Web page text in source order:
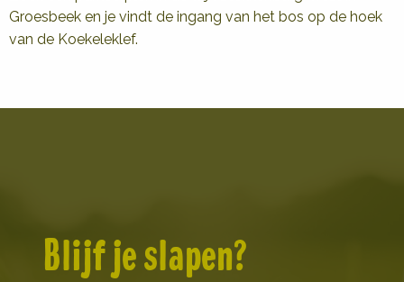
Groesbeek en je vindt de ingang van het bos op de hoek
van de Koekeleklef.
Blijf je slapen?